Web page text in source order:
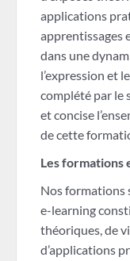
applications
apprentissages
dans une
l’expression et
complété par le
et concise
de cette
Les formations
Nos formations
e-learning
théoriques, de
d’applications